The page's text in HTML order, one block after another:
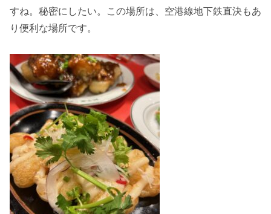
すね。秘密にしたい。この場所は、空港線地下鉄直決もあ
り便利な場所です。